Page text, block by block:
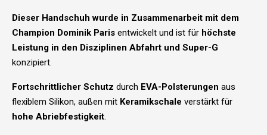
Dieser Handschuh wurde in Zusammenarbeit mit dem
Champion Dominik Paris entwickelt und ist für höchste
Leistung in den Disziplinen Abfahrt und Super-G
konzipiert.
Fortschrittlicher Schutz durch EVA-Polsterungen aus
flexiblem Silikon, außen mit Keramikschale verstärkt für
hohe Abriebfestigkeit.